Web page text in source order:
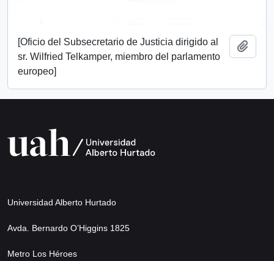
[Oficio del Subsecretario de Justicia dirigido al
sr. Wilfried Telkamper, miembro del parlamento
europeo]
Universidad Alberto Hurtado
Avda. Bernardo O’Higgins 1825
Metro Los Héroes